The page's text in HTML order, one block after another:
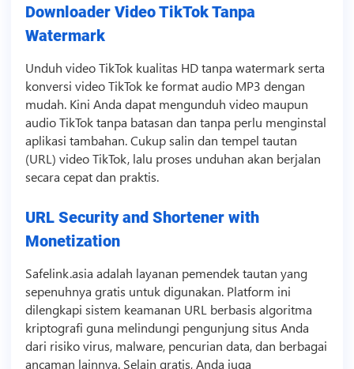
Downloader Video TikTok Tanpa
Watermark
Unduh video TikTokkualitas HD tanpa watermark serta
konversi video TikTokke format audio MP3 dengan
mudah. Kini Anda dapat mengunduh videomaupun
audioTikToktanpa batasan dan tanpa perlu menginstal
aplikasi tambahan. Cukup salin dan tempel tautan
(URL) video TikTok, lalu proses unduhan akan berjalan
secara cepat dan praktis.
URL Security and Shortener with
Monetization
Safelink.asia adalah layanan pemendek tautan yang
sepenuhnya gratis untuk digunakan. Platform ini
dilengkapi sistem keamanan URL berbasis algoritma
kriptografi guna melindungi pengunjung situs Anda
dari risiko virus, malware, pencurian data, dan berbagai
ancaman lainnya. Selain gratis, Anda juga